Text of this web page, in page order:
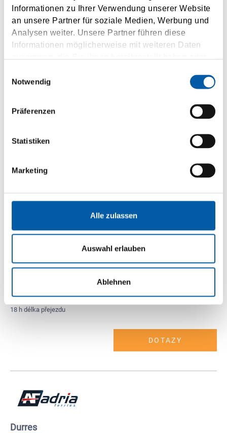
Informationen zu Ihrer Verwendung unserer Website
an unsere Partner für soziale Medien, Werbung und
Analysen weiter. Unsere Partner führen diese
Informationen möglicherweise mit weiteren Daten
gesammelt haben.
Notwendig
Präferenzen
Statistiken
Marketing
Alle zulassen
Auswahl erlauben
Ablehnen
Trieste
1 x týdně
3 x týdně
18 h délka přejezdu
DOTAZY
Durres